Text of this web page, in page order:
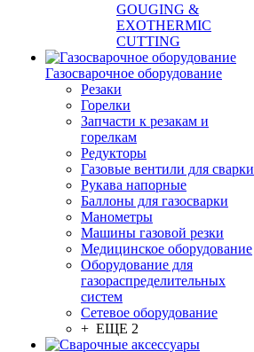
GOUGING &
EXOTHERMIC
CUTTING
Газосварочное оборудование
Резаки
Горелки
Запчасти к резакам и
горелкам
Редукторы
Газовые вентили для сварки
Рукава напорные
Баллоны для газосварки
Манометры
Машины газовой резки
Медицинское оборудование
Оборудование для
газораспределительных
систем
Сетевое оборудование
+ ЕЩЕ 2